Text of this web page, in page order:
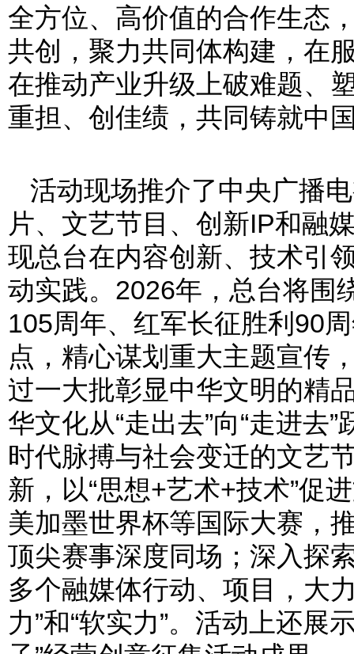
全方位、高价值的合作生态
共创，聚力共同体构建，在
在推动产业升级上破难题、
重担、创佳绩，共同铸就中
活动现场推介了中央广播
片、文艺节目、创新IP和融
现总台在内容创新、技术引
动实践。2026年，总台将围
105周年、红军长征胜利90
点，精心谋划重大主题宣传
过一大批彰显中华文明的精
华文化从“走出去”向“走进去
时代脉搏与社会变迁的文艺
新，以“思想+艺术+技术”促
美加墨世界杯等国际大赛，
顶尖赛事深度同场；深入探
多个融媒体行动、项目，大
力”和“软实力”。活动上还展